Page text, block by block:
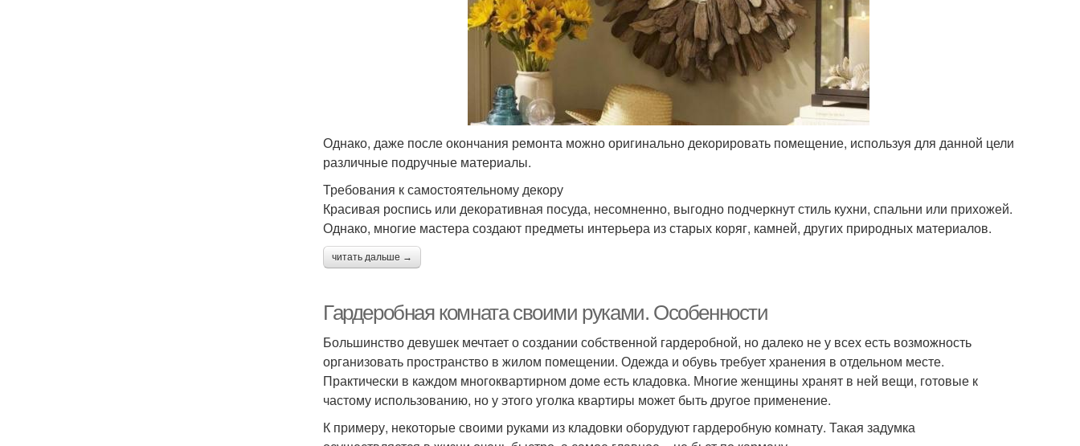
Однако, даже после окончания ремонта можно оригинально декорировать помещение, используя для данной цели
различные подручные материалы.
Требования к самостоятельному декору
Красивая роспись или декоративная посуда, несомненно, выгодно подчеркнут стиль кухни, спальни или прихожей.
Однако, многие мастера создают предметы интерьера из старых коряг, камней, других природных материалов.
читать дальше →
Гардеробная комната своими руками. Особенности
Большинство девушек мечтает о создании собственной гардеробной, но далеко не у всех есть возможность
организовать пространство в жилом помещении. Одежда и обувь требует хранения в отдельном месте.
Практически в каждом многоквартирном доме есть кладовка. Многие женщины хранят в ней вещи, готовые к
частому использованию, но у этого уголка квартиры может быть другое применение.
К примеру, некоторые своими руками из кладовки оборудуют гардеробную комнату. Такая задумка